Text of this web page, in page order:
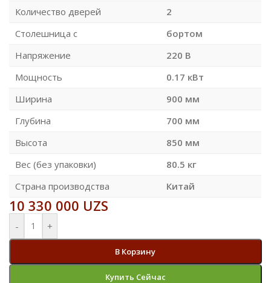
Количество дверей
2
Столешница с
бортом
Напряжение
220 В
Мощность
0.17 кВт
Ширина
900 мм
Глубина
700 мм
Высота
850 мм
Вес (без упаковки)
80.5 кг
Страна производства
Китай
10 330 000 UZS
- +
В Корзину
Купить Сейчас